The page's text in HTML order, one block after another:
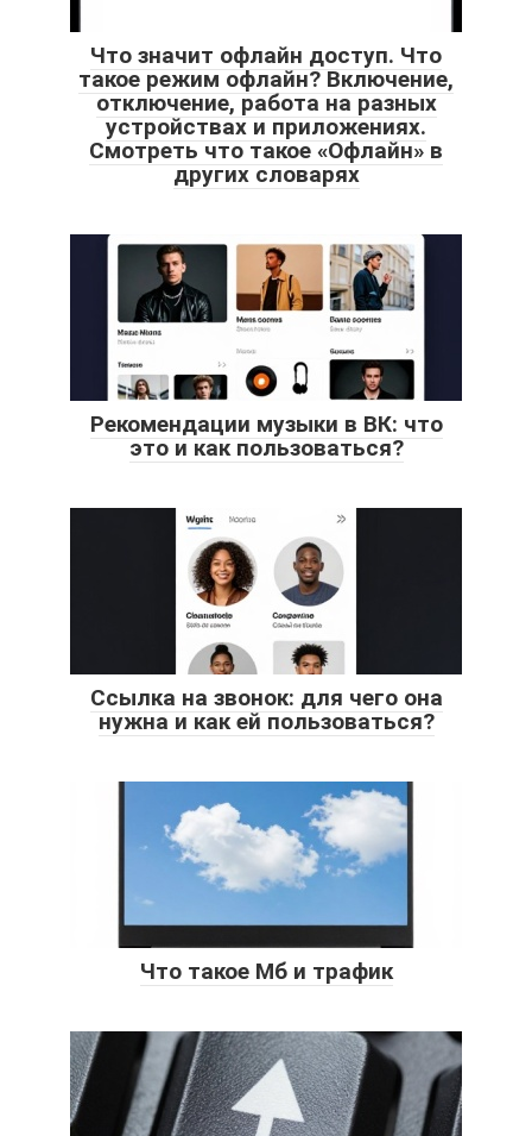
Что значит офлайн доступ. Что
такое режим офлайн? Включение,
отключение, работа на разных
устройствах и приложениях.
Смотреть что такое «Офлайн» в
других словарях
Рекомендации музыки в ВК: что
это и как пользоваться?
Ссылка на звонок: для чего она
нужна и как ей пользоваться?
Что такое Мб и трафик